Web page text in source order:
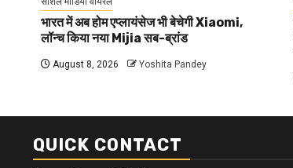
भारत में अब होम एप्लायंसेज भी बेचेगी Xiaomi,
लॉन्च किया नया Mijia सब-ब्रांड
August 8, 2026 Yoshita Pandey
QUICK CONTACT